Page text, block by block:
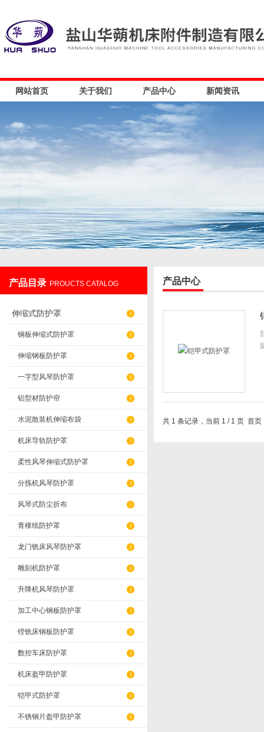
盐山华蒴机床附件制造有限公司
网站首页 关于我们 产品中心 新闻资讯
产品目录 PROUCTS CATALOG
伸缩式防护罩
钢板伸缩式防护罩
伸缩钢板防护罩
一字型风琴防护罩
铝型材防护帘
水泥散装机伸缩布袋
机床导轨防护罩
柔性风琴伸缩式防护罩
分拣机风琴防护罩
风琴式防尘折布
青稞纸防护罩
龙门铣床风琴防护罩
雕刻机防护罩
升降机风琴防护罩
加工中心钢板防护罩
镗铣床钢板防护罩
数控车床防护罩
机床盔甲防护罩
铠甲式防护罩
不锈钢片盔甲防护罩
产品中心
共 1 条记录，当前 1 / 1 页 首